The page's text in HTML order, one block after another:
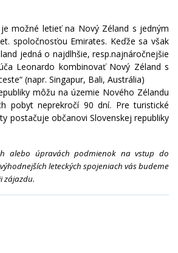
možné letieť na Nový Zéland s jedným
spoločnosťou Emirates. Keďže sa však
jedná o najdlhšie, resp.najnáročnejšie
Leonardo kombinovať Nový Zéland s
(napr. Singapur, Bali, Austrália)
môžu na územie Nového Zélandu
pobyt neprekročí 90 dní. Pre turistické
postačuje občanovi Slovenskej republiky
alebo úpravách podmienok na vstup do
leteckých spojeniach vás budeme
zájazdu.